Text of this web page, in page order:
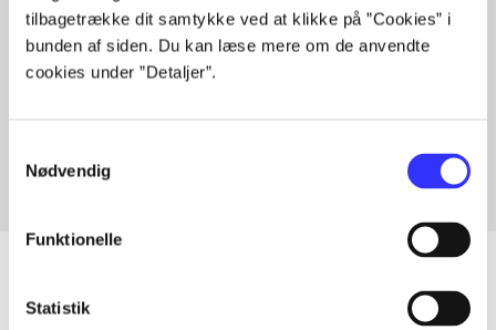
tilbagetrække dit samtykke ved at klikke på ”Cookies” i
bunden af siden. Du kan læse mere om de anvendte
cookies under ”Detaljer”.
Nødvendig
Funktionelle
Statistik
Artikler med samme emner